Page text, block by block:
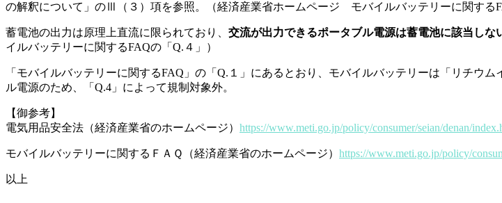
の解釈について」のⅢ（３）項を参照。（経済産業省ホームページ モバイルバッテリーに関する
蓄電池の出力は原理上直流に限られており、 交流が出力できるポータブル電源は蓄電池に該当しな
イルバッテリーに関するFAQの「Q.４」）
「モバイルバッテリーに関するFAQ」の「Q.１」にあるとおり、モバイルバッテリーは「リチウ
ル電源のため、「Q.4」によって規制対象外。
【御参考】
電気用品安全法（経済産業省のホームページ） https://www.meti.go.jp/policy/consumer/seian/denan/
モバイルバッテリーに関するＦＡＱ（経済産業省のホームページ） https://www.meti.go.jp/policy/
以上